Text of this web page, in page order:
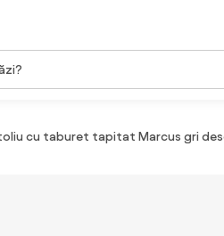
conținutul
cu taburet tapitat Marcus gri